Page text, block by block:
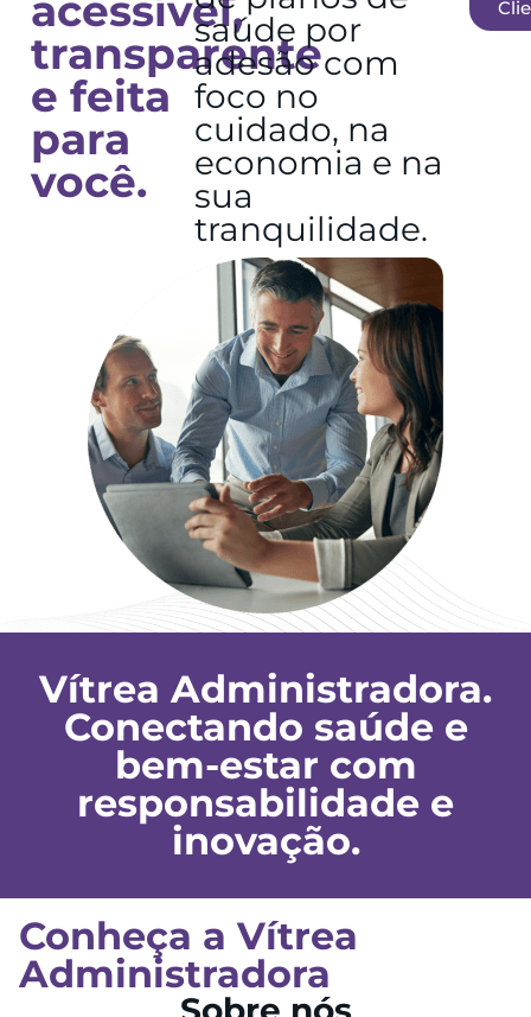
transparente
e feita
para
você.
saúde por
adesão com
foco no
cuidado, na
economia e na
sua
tranquilidade.
Vítrea Administradora.
Conectando saúde e
bem-estar com
responsabilidade e
inovação.
Conheça a Vítrea
Administradora